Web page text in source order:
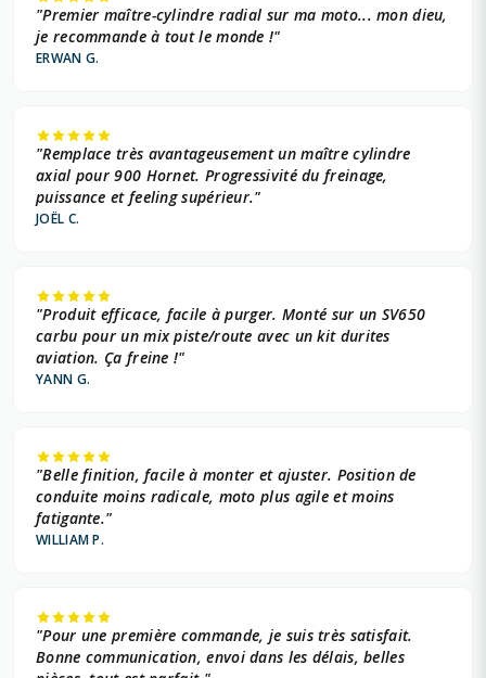
"Premier maître-cylindre radial sur ma moto... mon dieu,
je recommande à tout le monde !"
ERWAN G.
"Remplace très avantageusement un maître cylindre
axial pour 900 Hornet. Progressivité du freinage,
puissance et feeling supérieur."
JOËL C.
"Produit efficace, facile à purger. Monté sur un SV650
carbu pour un mix piste/route avec un kit durites
aviation. Ça freine !"
YANN G.
"Belle finition, facile à monter et ajuster. Position de
conduite moins radicale, moto plus agile et moins
fatigante."
WILLIAM P.
"Pour une première commande, je suis très satisfait.
Bonne communication, envoi dans les délais, belles